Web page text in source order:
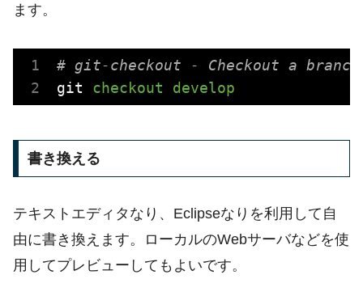
ます。
# git-checkout - Checkout a
git
checkout develop
書き換える
テキストエディタなり、Eclipseなりを利用して自
由に書き換えます。ローカルのWebサーバなどを使
用してプレビューしてもよいです。